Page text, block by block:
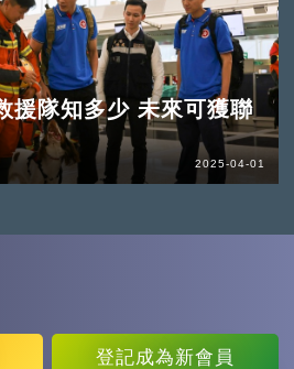
援隊知多少 未來可獲聯
2025-04-01
登記成為新會員